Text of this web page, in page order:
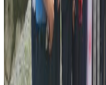
पठाउनुहोला । तपाईंको सहयोगले
टेवा पुग्नेछ । सम्पर्क इमेल :
शेयर: